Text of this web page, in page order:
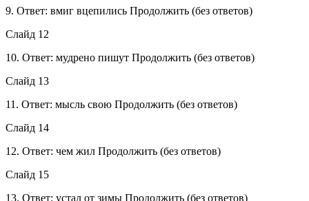
9. Ответ: вмиг вцепились Продолжить (без ответов)
Слайд 12
10. Ответ: мудрено пишут Продолжить (без ответов)
Слайд 13
11. Ответ: мысль свою Продолжить (без ответов)
Слайд 14
12. Ответ: чем жил Продолжить (без ответов)
Слайд 15
13. Ответ: устал от зимы Продолжить (без ответов)